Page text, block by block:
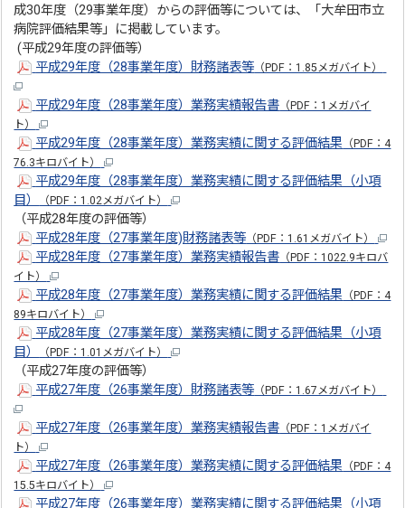
成30年度（29事業年度）からの評価等については、「大牟田市立
病院評価結果等」に掲載しています。
(平成29年度の評価等）
平成29年度（28事業年度）財務諸表等 （PDF：1.85メガバイト）
平成29年度（28事業年度）業務実績報告書 （PDF：1メガバイ
ト）
平成29年度（28事業年度）業務実績に関する評価結果
（PDF：4
76.3キロバイト）
平成29年度（28事業年度）業務実績に関する評価結果（小項
目）
（PDF：1.02メガバイト）
（平成28年度の評価等）
平成28年度（27事業年度)財務諸表等 （PDF：1.61メガバイト）
平成28年度（27事業年度）業務実績報告書 （PDF：1022.9キロバ
イト）
平成28年度（27事業年度）業務実績に関する評価結果
（PDF：4
89キロバイト）
平成28年度（27事業年度）業務実績に関する評価結果（小項
目）
（PDF：1.01メガバイト）
（平成27年度の評価等）
平成27年度（26事業年度）財務諸表等 （PDF：1.67メガバイト）
平成27年度（26事業年度）業務実績報告書 （PDF：1メガバイ
ト）
平成27年度（26事業年度）業務実績に関する評価結果
（PDF：4
15.5キロバイト）
平成27年度（26事業年度）業務実績に関する評価結果（小項